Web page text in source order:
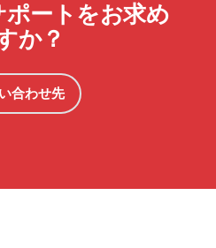
ポートをお求め
か？
合わせ先